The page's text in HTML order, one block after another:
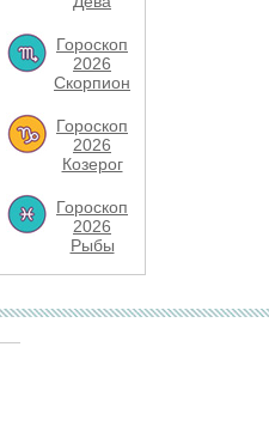
Гороскоп
2026
Скорпион
Гороскоп
2026
Козерог
Гороскоп
2026
Рыбы